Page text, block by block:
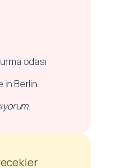
odası
in Berlin.